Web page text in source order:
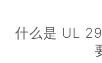
什么是 UL